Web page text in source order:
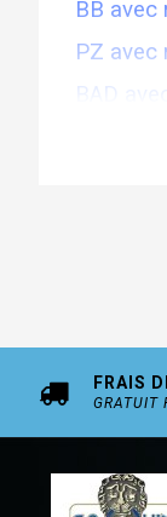
BB avec
PZ avec
BAD
FRAIS
GRATUIT